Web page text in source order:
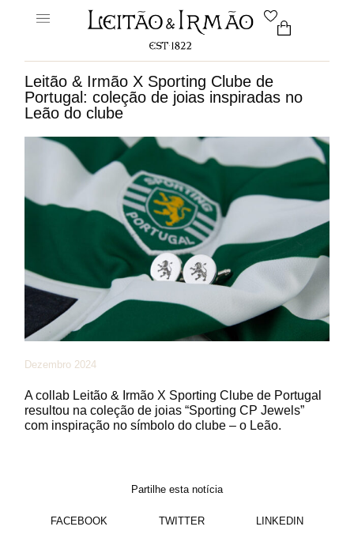
Leitão & Irmão X Sporting Clube de
Portugal: coleção de joias inspiradas no
Leão do clube
Dezembro 2024
A collab Leitão & Irmão X Sporting Clube de Portugal
resultou na coleção de joias “Sporting CP Jewels”
com inspiração no símbolo do clube – o Leão.
Partilhe esta notícia
FACEBOOK TWITTER LINKEDIN